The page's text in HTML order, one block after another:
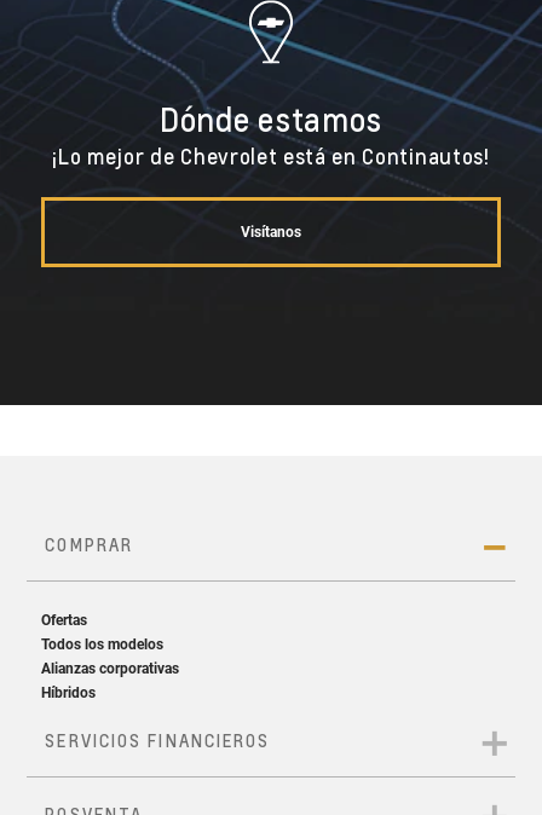
Dónde estamos
¡Lo mejor de Chevrolet está en Continautos!
Visítanos